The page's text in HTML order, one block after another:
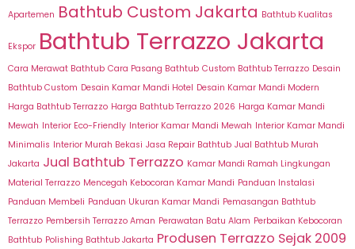
Apartemen Bathtub Custom Jakarta Bathtub Kualitas
Ekspor Bathtub Terrazzo Jakarta
Cara Merawat Bathtub Cara Pasang Bathtub Custom Bathtub Terrazzo Desain
Bathtub Custom Desain Kamar Mandi Hotel Desain Kamar Mandi Modern
Harga Bathtub Terrazzo Harga Bathtub Terrazzo 2026 Harga Kamar Mandi
Mewah Interior Eco-Friendly Interior Kamar Mandi Mewah Interior Kamar Mandi
Minimalis Interior Murah Bekasi Jasa Repair Bathtub Jual Bathtub Murah
Jakarta Jual Bathtub Terrazzo Kamar Mandi Ramah Lingkungan
Material Terrazzo Mencegah Kebocoran Kamar Mandi Panduan Instalasi
Panduan Membeli Panduan Ukuran Kamar Mandi Pemasangan Bathtub
Terrazzo Pembersih Terrazzo Aman Perawatan Batu Alam Perbaikan Kebocoran
Bathtub Polishing Bathtub Jakarta Produsen Terrazzo Sejak 2009